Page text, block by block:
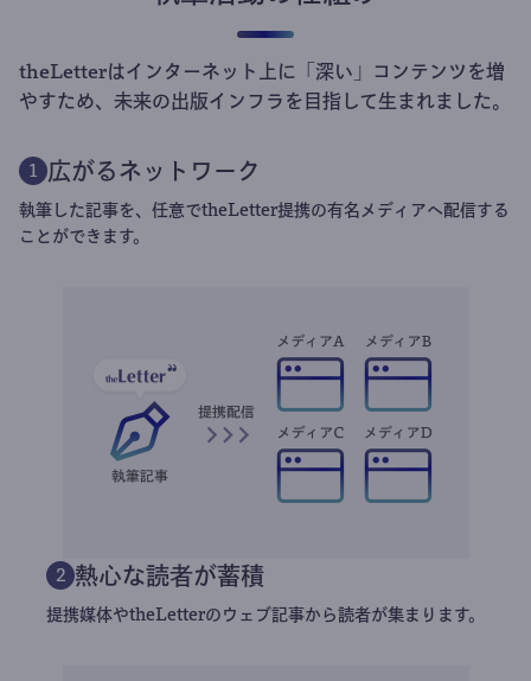
theLetterはインターネット上に「深い」コンテンツを増
やすため、未来の出版インフラを目指して生まれました。
1 広がるネットワーク
執筆した記事を、任意でtheLetter提携の有名メディアへ配信する
ことができます。
2 熱心な読者が蓄積
提携媒体やtheLetterのウェブ記事から読者が集まります。